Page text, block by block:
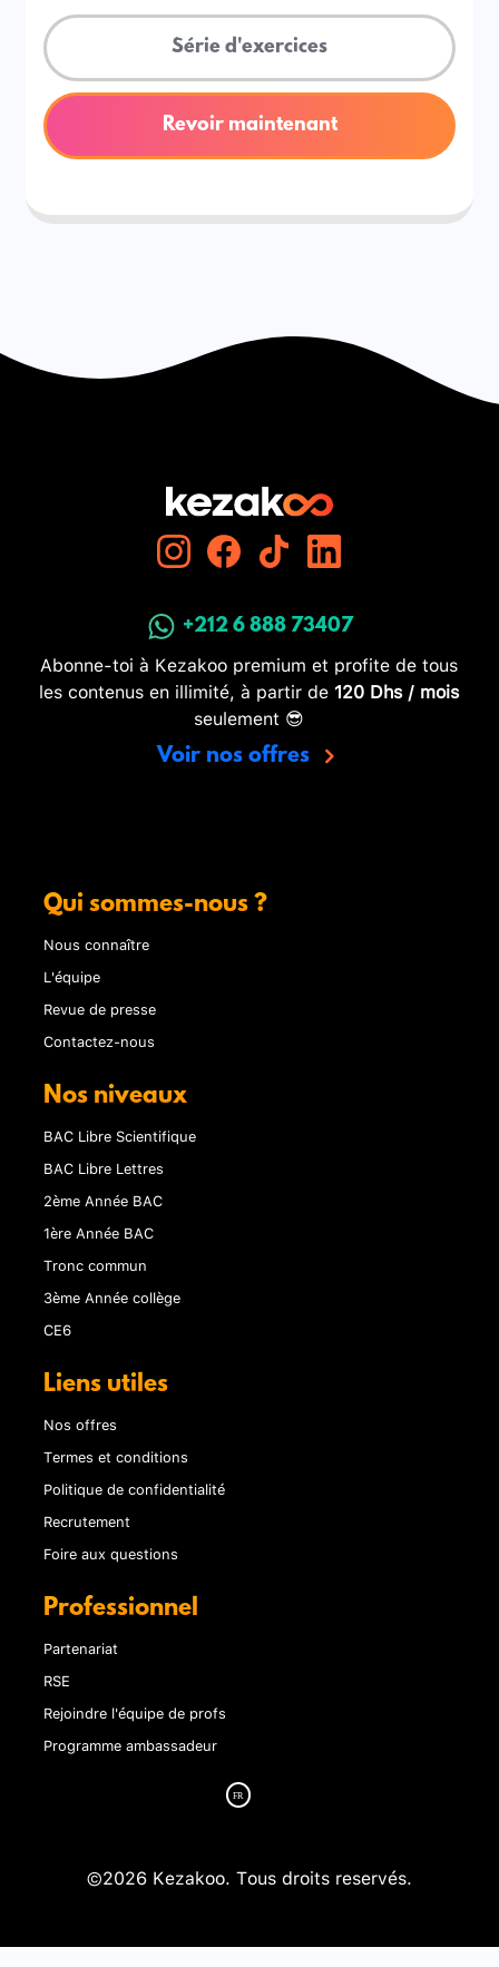
Série d'exercices
Revoir maintenant
+212 6 888 73407
Abonne-toi à Kezakoo premium et profite de tous
les contenus en illimité, à partir de 120 Dhs / mois
seulement 😎
Voir nos offres
Qui sommes-nous ?
Nous connaître
L'équipe
Revue de presse
Contactez-nous
Nos niveaux
BAC Libre Scientifique
BAC Libre Lettres
2ème Année BAC
1ère Année BAC
Tronc commun
3ème Année collège
CE6
Liens utiles
Nos offres
Termes et conditions
Politique de confidentialité
Recrutement
Foire aux questions
Professionnel
Partenariat
RSE
Rejoindre l'équipe de profs
Programme ambassadeur
©2026 Kezakoo. Tous droits reservés.